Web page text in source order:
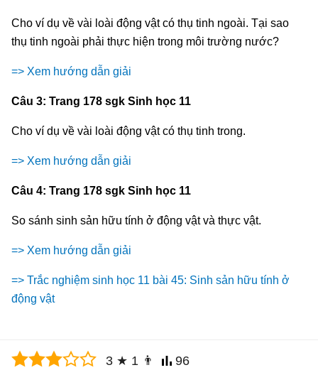
Cho ví dụ về vài loài động vật có thụ tinh ngoài. Tại sao
thụ tinh ngoài phải thực hiện trong môi trường nước?
=> Xem hướng dẫn giải
Câu 3: Trang 178 sgk Sinh học 11
Cho ví dụ về vài loài động vật có thụ tinh trong.
=> Xem hướng dẫn giải
Câu 4: Trang 178 sgk Sinh học 11
So sánh sinh sản hữu tính ở động vật và thực vật.
=> Xem hướng dẫn giải
=> Trắc nghiệm sinh học 11 bài 45: Sinh sản hữu tính ở
động vật
3 ★ 1 👨 96